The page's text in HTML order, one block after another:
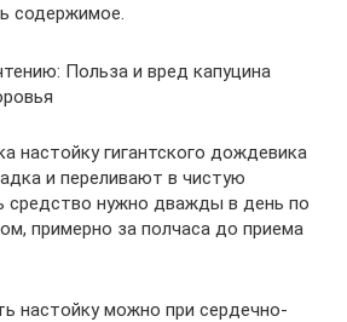
содержимое.
Польза и вред капуцина
настойку гигантского дождевика
и переливают в чистую
средство нужно дважды в день по
примерно за полчаса до приема
настойку можно при сердечно-